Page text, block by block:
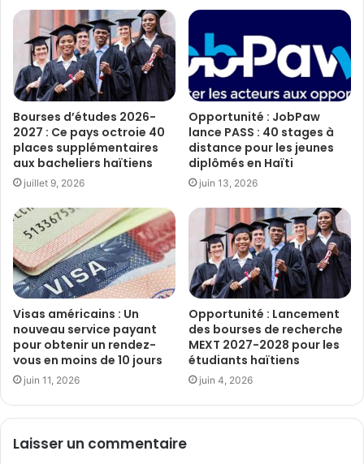
Bourses d’études 2026-
2027 : Ce pays octroie 40
places supplémentaires
aux bacheliers haïtiens
juillet 9, 2026
Opportunité : JobPaw
lance PASS : 40 stages à
distance pour les jeunes
diplômés en Haïti
juin 13, 2026
Visas américains : Un
nouveau service payant
pour obtenir un rendez-
vous en moins de 10 jours
juin 11, 2026
Opportunité : Lancement
des bourses de recherche
MEXT 2027-2028 pour les
étudiants haïtiens
juin 4, 2026
Laisser un commentaire